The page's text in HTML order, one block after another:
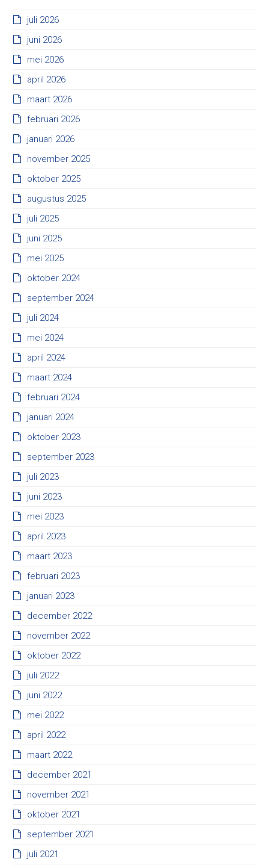
juli 2026
juni 2026
mei 2026
april 2026
maart 2026
februari 2026
januari 2026
november 2025
oktober 2025
augustus 2025
juli 2025
juni 2025
mei 2025
oktober 2024
september 2024
juli 2024
mei 2024
april 2024
maart 2024
februari 2024
januari 2024
oktober 2023
september 2023
juli 2023
juni 2023
mei 2023
april 2023
maart 2023
februari 2023
januari 2023
december 2022
november 2022
oktober 2022
juli 2022
juni 2022
mei 2022
april 2022
maart 2022
december 2021
november 2021
oktober 2021
september 2021
juli 2021